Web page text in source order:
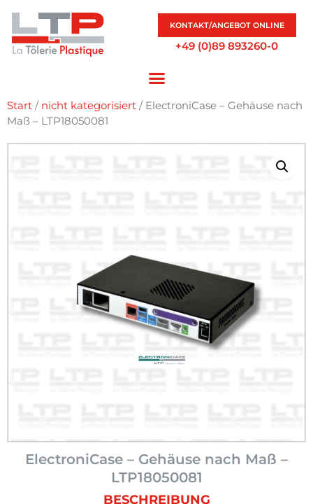
KONTAKT/ANGEBOT ONLINE
+49 (0)89 893260-0
Start / nicht kategorisiert / ElectroniCase – Gehäuse nach
Maß – LTP18050081
ElectroniCase – Gehäuse nach Maß –
LTP18050081
BESCHREIBUNG